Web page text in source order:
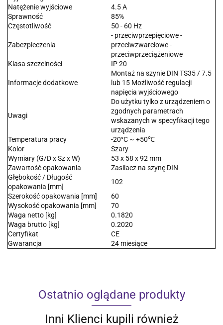
Natężenie wyjściowe
4.5 A
Sprawność
85%
Częstotliwość
50 - 60 Hz
Zabezpieczenia
- przeciwprzepięciowe -
przeciwzwarciowe -
przeciwprzeciążeniowe
Klasa szczelności
IP 20
Informacje dodatkowe
Montaż na szynie DIN TS35 / 7.5
lub 15 Możliwość regulacji
napięcia wyjściowego
Uwagi
Do użytku tylko z urządzeniem o
zgodnych parametrach
wskazanych w specyfikacji tego
urządzenia
Temperatura pracy
-20°C ~ +50℃
Kolor
Szary
Wymiary (G/D x Sz x W)
53 x 58 x 92 mm
Zawartość opakowania
Zasilacz na szynę DIN
Głębokość / Długość
opakowania [mm]
102
Szerokość opakowania [mm]
60
Wysokość opakowania [mm]
70
Waga netto [kg]
0.1820
Waga brutto [kg]
0.2020
Certyfikat
CE
Gwarancja
24 miesiące
Ostatnio oglądane produkty
Inni Klienci kupili również